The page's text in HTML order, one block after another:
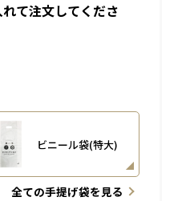
て注文してくださ
ビニール袋(特大)
全ての手提げ袋を見る